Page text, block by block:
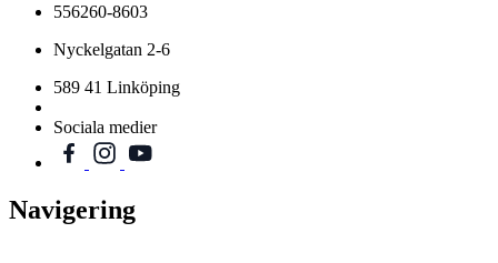
556260-8603
Nyckelgatan 2-6
589 41 Linköping
Sociala medier
Navigering